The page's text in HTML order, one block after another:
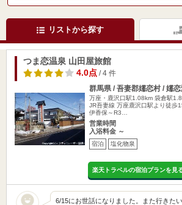
リストから探す
つま恋温泉 山田屋旅館
4.0点/ 4 件
群馬県 / 吾妻郡嬬恋村 / 嬬恋
万座・鹿沢口駅1.08km 袋倉駅
JR吾妻線 万座鹿沢口駅より徒歩
伊香保～R3…
営業時間
入浴料金 ～
宿泊 塩化物泉
楽天トラベルの宿泊プランを見
6/15にお世話になりました。また行きた